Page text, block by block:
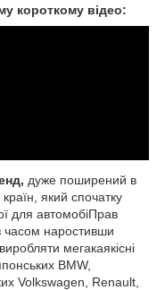
короткому відео:
дуже поширений в
країн, який спочатку
для автомобіПрав
часом наростивши
мегакаякісні
BMW,
Volkswagen, Renault,